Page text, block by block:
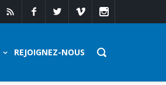
REJOIGNEZ-NOUS